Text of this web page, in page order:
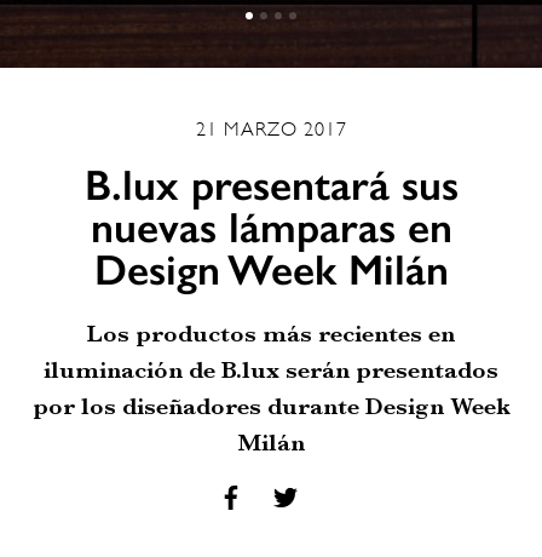
21 MARZO 2017
B.lux presentará sus
nuevas lámparas en
Design Week Milán
Los productos más recientes en
iluminación de B.lux serán presentados
por los diseñadores durante Design Week
Milán